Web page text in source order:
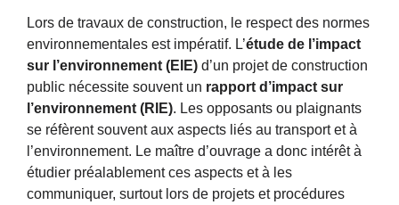
Lors de travaux de construction, le respect des normes
environnementales est impératif. L’étude de l’impact
sur l’environnement (EIE) d’un projet de construction
public nécessite souvent un rapport d’impact sur
l’environnement (RIE). Les opposants ou plaignants
se réfèrent souvent aux aspects liés au transport et à
l’environnement. Le maître d’ouvrage a donc intérêt à
étudier préalablement ces aspects et à les
communiquer, surtout lors de projets et procédures